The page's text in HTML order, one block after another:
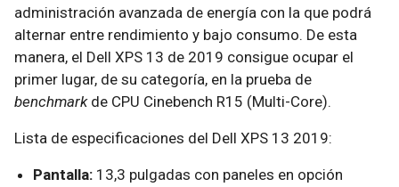
administración avanzada de energía con la que podrá
alternar entre rendimiento y bajo consumo. De esta
manera, el Dell XPS 13 de 2019 consigue ocupar el
primer lugar, de su categoría, en la prueba de
benchmarkde CPU Cinebench R15 (Multi-Core).
Lista de especificaciones del Dell XPS 13 2019:
Pantalla: 13,3 pulgadas con paneles en opción